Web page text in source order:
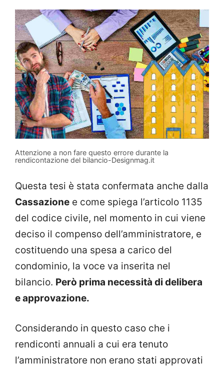
Attenzione a non fare questo errore durante la
rendicontazione del bilancio-Designmag.it
Questa tesi è stata confermata anche dalla
Cassazione e come spiega l’articolo 1135
del codice civile, nel momento in cui viene
deciso il compenso dell’amministratore, e
costituendo una spesa a carico del
condominio, la voce va inserita nel
bilancio. Però prima necessità di delibera
e approvazione.
Considerando in questo caso che i
rendiconti annuali a cui era tenuto
l’amministratore non erano stati approvati